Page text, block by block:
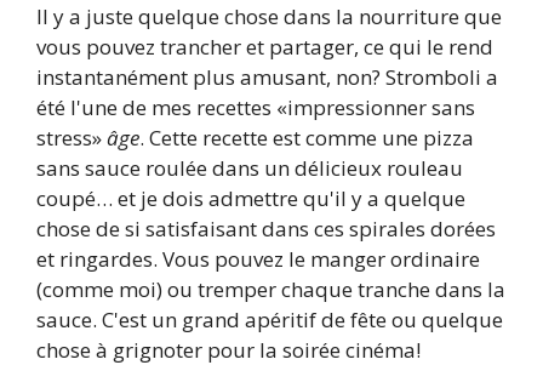
Il y a juste quelque chose dans la nourriture que
vous pouvez trancher et partager, ce qui le rend
instantanément plus amusant, non? Stromboli a
été l'une de mes recettes «impressionner sans
stress»âge. Cette recette est comme une pizza
sans sauce roulée dans un délicieux rouleau
coupé… et je dois admettre qu'il y a quelque
chose de si satisfaisant dans ces spirales dorées
et ringardes. Vous pouvez le manger ordinaire
(comme moi) ou tremper chaque tranche dans la
sauce. C'est un grand apéritif de fête ou quelque
chose à grignoter pour la soirée cinéma!